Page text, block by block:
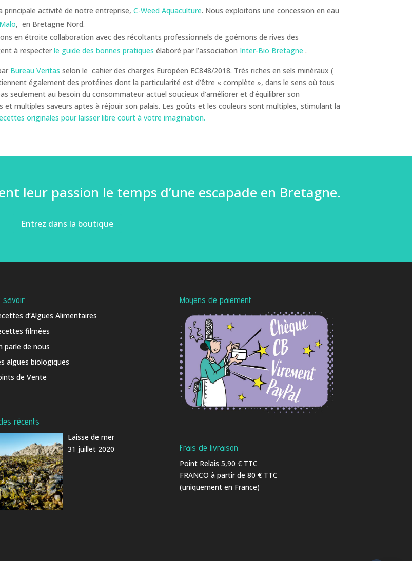
principale activité de notre entreprise,C-Weed Aquaculture. Nous exploitons une concession en eau
, en Bretagne Nord.
en étroite collaboration avec des récoltants professionnels de goémons de rives des
à respecterle guide des bonnes pratiquesélaboré par l’association Inter-Bio Bretagne .
Bureau Veritas selon le cahier des charges Européen EC848/2018. Très riches en sels minéraux (
également des protéines dont la particularité est d’être « complète », dans le sens où tous
seulement au besoin du consommateur actuel soucieux d’améliorer et d’équilibrer son
multiples saveurs aptes à réjouir son palais. Les goûts et les couleurs sont multiples, stimulant la
originales pour laisser libre court à votre imagination.
leur passion le temps d’une escapade en Bretagne.
Entrez dans la boutique
savoir
d’Algues Alimentaires
filmées
parle de nous
algues biologiques
de Vente
récents
Laisse de mer
31 juillet 2020
Moyens de paiement
Frais de livraison
Point Relais 5,90 € TTC
FRANCO à partir de 80 € TTC
(uniquement en France)